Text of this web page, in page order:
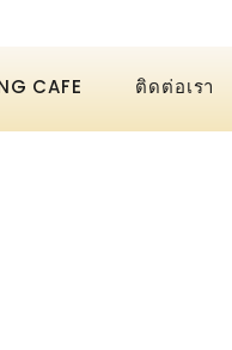
CAFE ติดต่อเรา